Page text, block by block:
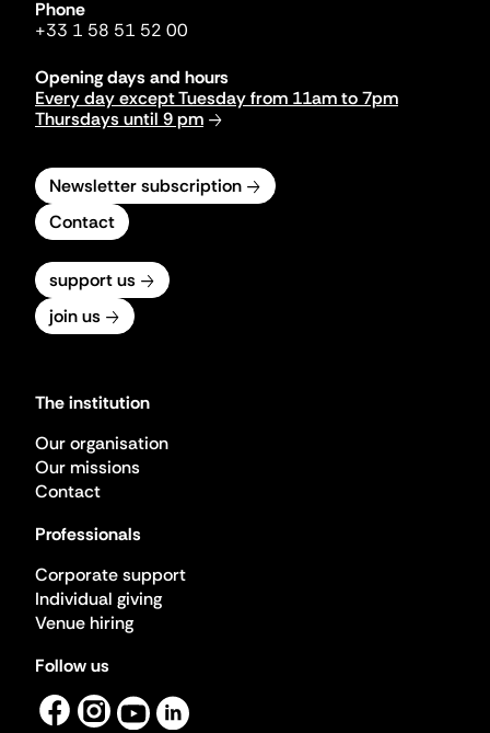
Phone
+33 1 58 51 52 00
Opening days and hours
Every day except Tuesday from 11am to 7pm
Thursdays until 9 pm
Newsletter subscription
Contact
support us
join us
The institution
Our organisation
Our missions
Contact
Professionals
Corporate support
Individual giving
Venue hiring
Follow us